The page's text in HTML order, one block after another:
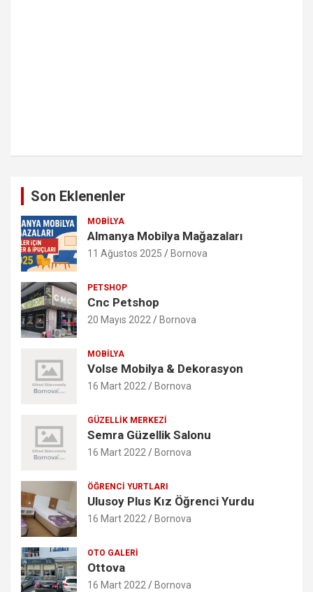
Son Eklenenler
MOBILYA
Almanya Mobilya Mağazaları
11 Ağustos 2025 Bornova
PETSHOP
Cnc Petshop
20 Mayıs 2022 Bornova
MOBILYA
Volse Mobilya & Dekorasyon
16 Mart 2022 Bornova
GÜZELLIK MERKEZI
Semra Güzellik Salonu
16 Mart 2022 Bornova
ÖĞRENCI YURTLARI
Ulusoy Plus Kız Öğrenci Yurdu
16 Mart 2022 Bornova
OTO GALERI
Ottova
16 Mart 2022 Bornova